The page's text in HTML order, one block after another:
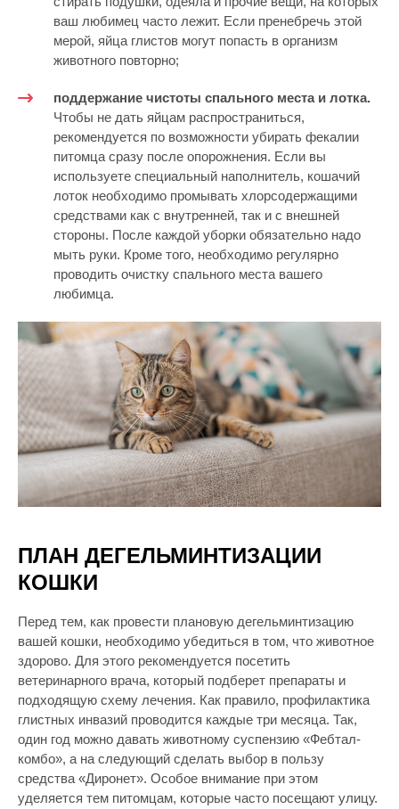
ваш любимец часто лежит. Если пренебречь этой
мерой, яйца глистов могут попасть в организм
животного повторно;
поддержание чистоты спального места и лотка.
Чтобы не дать яйцам распространиться,
рекомендуется по возможности убирать фекалии
питомца сразу после опорожнения. Если вы
используете специальный наполнитель, кошачий
лоток необходимо промывать хлорсодержащими
средствами как с внутренней, так и с внешней
стороны. После каждой уборки обязательно надо
мыть руки. Кроме того, необходимо регулярно
проводить очистку спального места вашего
любимца.
ПЛАН ДЕГЕЛЬМИНТИЗАЦИИ
КОШКИ
Перед тем, как провести плановую дегельминтизацию
вашей кошки, необходимо убедиться в том, что животное
здорово. Для этого рекомендуется посетить
ветеринарного врача, который подберет препараты и
подходящую схему лечения. Как правило, профилактика
глистных инвазий проводится каждые три месяца. Так,
один год можно давать животному суспензию «Фебтал-
комбо», а на следующий сделать выбор в пользу
средства «Диронет». Особое внимание при этом
уделяется тем питомцам, которые часто посещают улицу.